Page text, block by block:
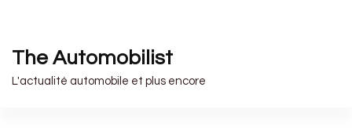
The Automobilist
L'actualité automobile et plus encore